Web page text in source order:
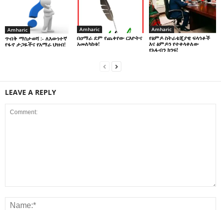
Amharic
ጥብቅ ማስታወሻ :- ለእውነተኛ
የፋኖ ታጋዬችና የአማራ ህዝብ!
Amharic
በዐማራ ደም የጨቀየው ርእዮትና
አመለካከቱ!
Amharic
የፅምዶ ስትራቴጂያዊ ፍላጎቶች
እና ፅምዶን የተቀላቀለው
የአፋብን ክንፍ!
LEAVE A REPLY